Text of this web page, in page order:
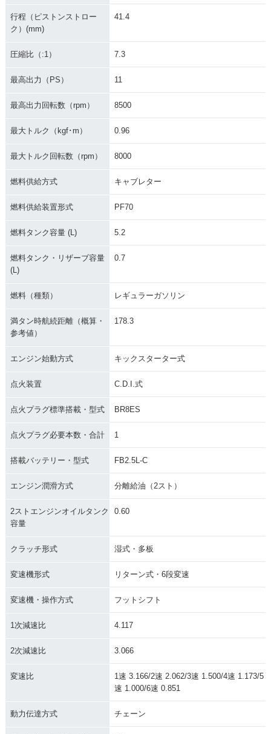
行程（ピストンストロー
ク）(mm)
41.4
圧縮比（:1） 7.3
最高出力（PS） 11
最高出力回転数（rpm） 8500
最大トルク（kgf･m） 0.96
最大トルク回転数（rpm） 8000
燃料供給方式 キャブレター
燃料供給装置形式 PF70
燃料タンク容量 (L) 5.2
燃料タンク・リザーブ容量
(L)
0.7
燃料（種類） レギュラーガソリン
満タン時航続距離（概算・
参考値）
178.3
エンジン始動方式 キックスターター式
点火装置 C.D.I.式
点火プラグ標準搭載・型式 BR8ES
点火プラグ必要本数・合計 1
搭載バッテリー・型式 FB2.5L-C
エンジン潤滑方式 分離給油（2スト）
2ストエンジンオイルタンク
容量
0.60
クラッチ形式 湿式・多板
変速機形式 リターン式・6段変速
変速機・操作方式 フットシフト
1次減速比 4.117
2次減速比 3.066
変速比
1速 3.166/2速 2.062/3速 1.500/4速 1.173/5
速 1.000/6速 0.851
動力伝達方式 チェーン